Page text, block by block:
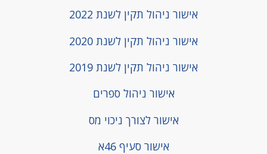
אישור ניהול תקין לשנת 2022
אישור ניהול תקין לשנת 2020
אישור ניהול תקין לשנת 2019
אישור ניהול ספרים
אישור לצורך ניכוי מס
אישור סעיף 46א